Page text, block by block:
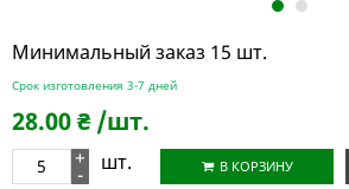
1 2
Минимальный заказ 15 шт.
Срок изготовления 3-7 дней
28.00₴ /шт.
+
- шт. В КОРЗИНУ